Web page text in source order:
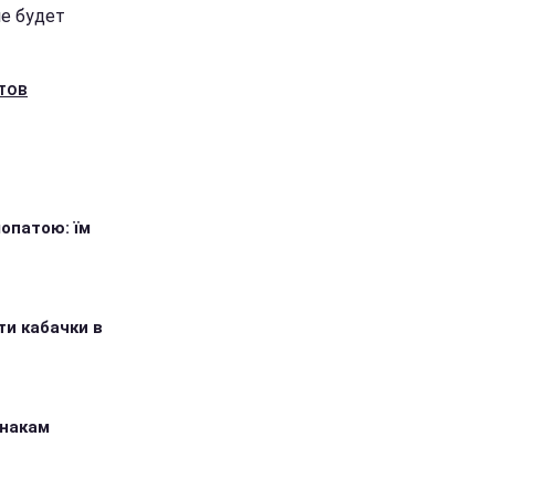
будет
їм
кабачки в